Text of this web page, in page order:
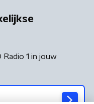
1 in jouw